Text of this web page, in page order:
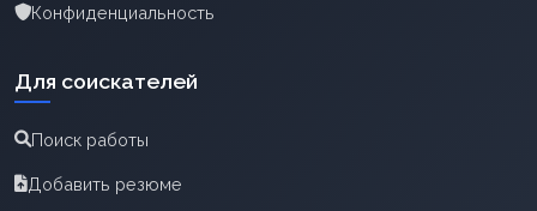
Конфиденциальность
Для соискателей
Поиск работы
Добавить резюме